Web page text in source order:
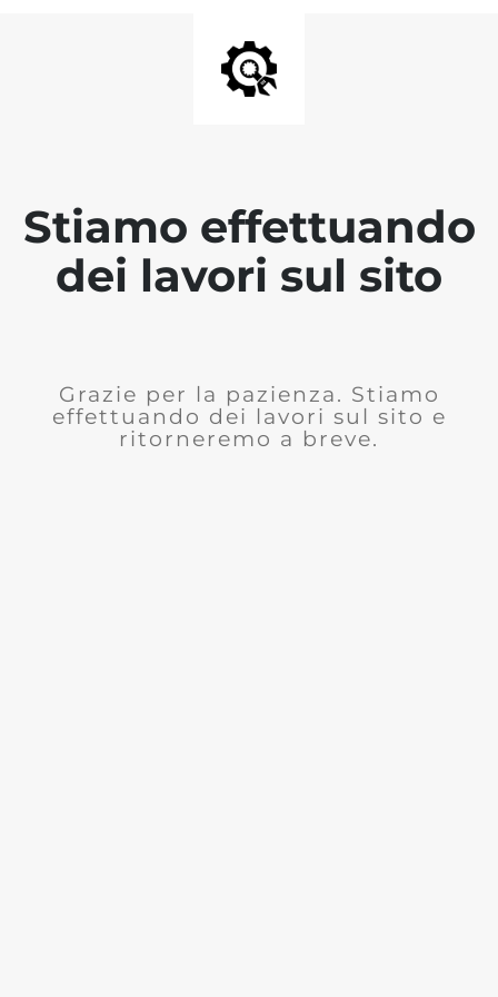
Stiamo effettuando
dei lavori sul sito
Grazie per la pazienza. Stiamo
effettuando dei lavori sul sito e
ritorneremo a breve.